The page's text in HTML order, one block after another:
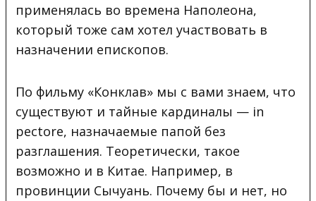
применялась во времена Наполеона,
который тоже сам хотел участвовать в
назначении епископов.
По фильму «Конклав» мы с вами знаем, что
существуют и тайные кардиналы — in
pectore, назначаемые папой без
разглашения. Теоретически, такое
возможно и в Китае. Например, в
провинции Сычуань. Почему бы и нет, но